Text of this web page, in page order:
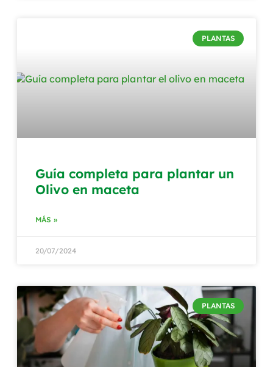
PLANTAS
Guía completa para plantar un
Olivo en maceta
MÁS »
20/07/2024
PLANTAS